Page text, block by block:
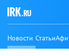
Новости Статьи